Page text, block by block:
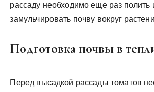
рассаду необходимо еще раз полить
замульчировать почву вокруг
Подготовка почвы в
Перед высадкой рассады томатов